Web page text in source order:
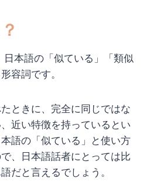
本語の「似ている」「類似
容詞です。
ときに、完全に同じではな
近い特徴を持っているとい
語の「似ている」と使い方
、日本語話者にとっては比
だと言えるでしょう。